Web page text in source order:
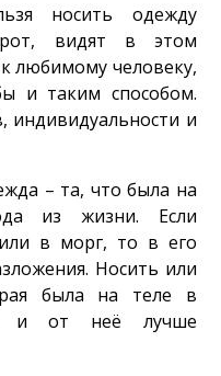
носить одежду
видят в этом
любимому человеку,
и таким способом.
индивидуальности и
– та, что была на
из жизни. Если
в морг, то в его
Носить или
была на теле в
и от неё лучше